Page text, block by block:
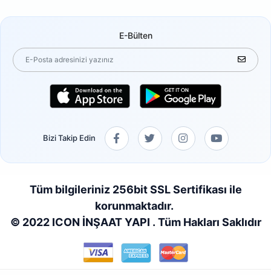
E-Bülten
Bizi Takip Edin
Tüm bilgileriniz 256bit SSL Sertifikası ile
korunmaktadır.
© 2022 ICON İNŞAAT YAPI . Tüm Hakları Saklıdır